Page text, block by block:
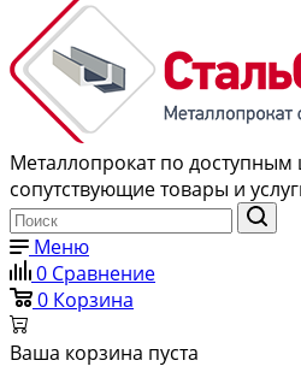
Металлопрокат по доступным
сопутствующие товары и
Меню
0 Сравнение
0 Корзина
Ваша корзина пуста